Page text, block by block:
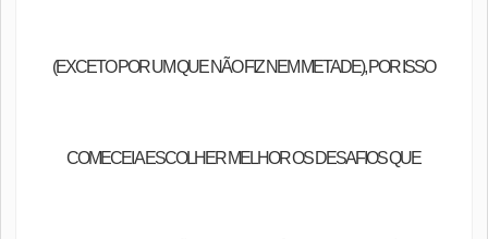
(EXCETO POR UM QUE NÃO FIZ NEM METADE), POR ISSO
COMECEI A ESCOLHER MELHOR OS DESAFIOS QUE